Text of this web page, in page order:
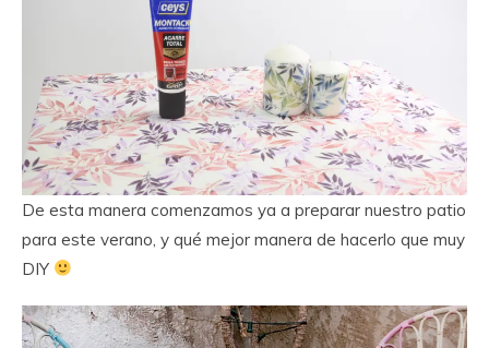
De esta manera comenzamos ya a preparar nuestro patio
para este verano, y qué mejor manera de hacerlo que muy
DIY